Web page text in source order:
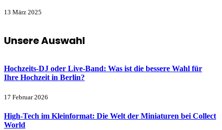
13 März 2025
Unsere Auswahl
Hochzeits-DJ oder Live-Band: Was ist die bessere Wahl für
Ihre Hochzeit in Berlin?
17 Februar 2026
High-Tech im Kleinformat: Die Welt der Miniaturen bei Collect
World